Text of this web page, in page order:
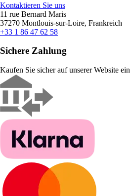
Kontaktieren Sie uns
11 rue Bernard Maris
37270 Montlouis-sur-Loire, Frankreich
+33 1 86 47 62 58
Sichere Zahlung
Kaufen Sie sicher auf unserer Website ein